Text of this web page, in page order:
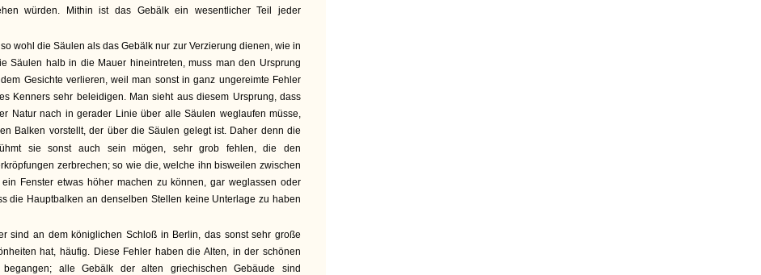
würden. Mithin ist das Gebälk ein wesentlicher Teil jeder
wohl die Säulen als das Gebälk nur zur Verzierung dienen, wie in
Säulen halb in die Mauer hineintreten, muss man den Ursprung
Gesichte verlieren, weil man sonst in ganz ungereimte Fehler
Kenners sehr beleidigen. Man sieht aus diesem Ursprung, dass
Natur nach in gerader Linie über alle Säulen weglaufen müsse,
Balken vorstellt, der über die Säulen gelegt ist. Daher denn die
sie sonst auch sein mögen, sehr grob fehlen, die den
zerbrechen; so wie die, welche ihn bisweilen zwischen
Fenster etwas höher machen zu können, gar weglassen oder
die Hauptbalken an denselben Stellen keine Unterlage zu haben
sind an dem königlichen Schloß in Berlin, das sonst sehr große
hat, häufig. Diese Fehler haben die Alten, in der schönen
alle Gebälk der alten griechischen Gebäude sind